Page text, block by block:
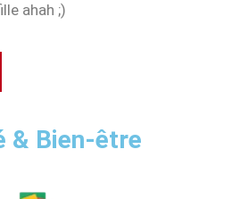
ahah ;)
& Bien-être